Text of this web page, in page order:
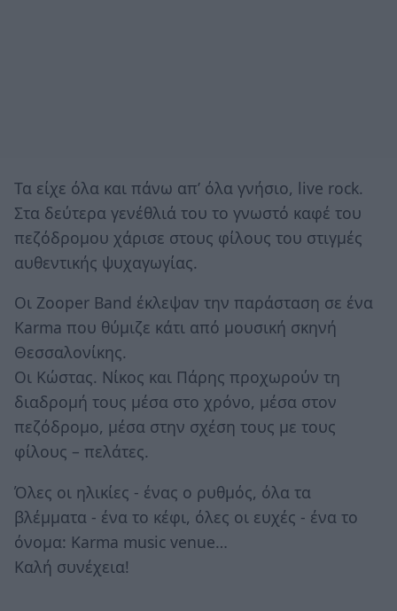
Τα είχε όλα και πάνω απ’ όλα γνήσιο, live rock.
Στα δεύτερα γενέθλιά του το γνωστό καφέ του
πεζόδρομου χάρισε στους φίλους του στιγμές
αυθεντικής ψυχαγωγίας.
Οι Zooper Band έκλεψαν την παράσταση σε ένα
Karma που θύμιζε κάτι από μουσική σκηνή
Θεσσαλονίκης.
Οι Κώστας. Νίκος και Πάρης προχωρούν τη
διαδρομή τους μέσα στο χρόνο, μέσα στον
πεζόδρομο, μέσα στην σχέση τους με τους
φίλους – πελάτες.
Όλες οι ηλικίες - ένας ο ρυθμός, όλα τα
βλέμματα - ένα το κέφι, όλες οι ευχές - ένα το
όνομα: Karma music venue…
Καλή συνέχεια!